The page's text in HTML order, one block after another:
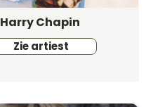
Harry Chapin
Zie artiest